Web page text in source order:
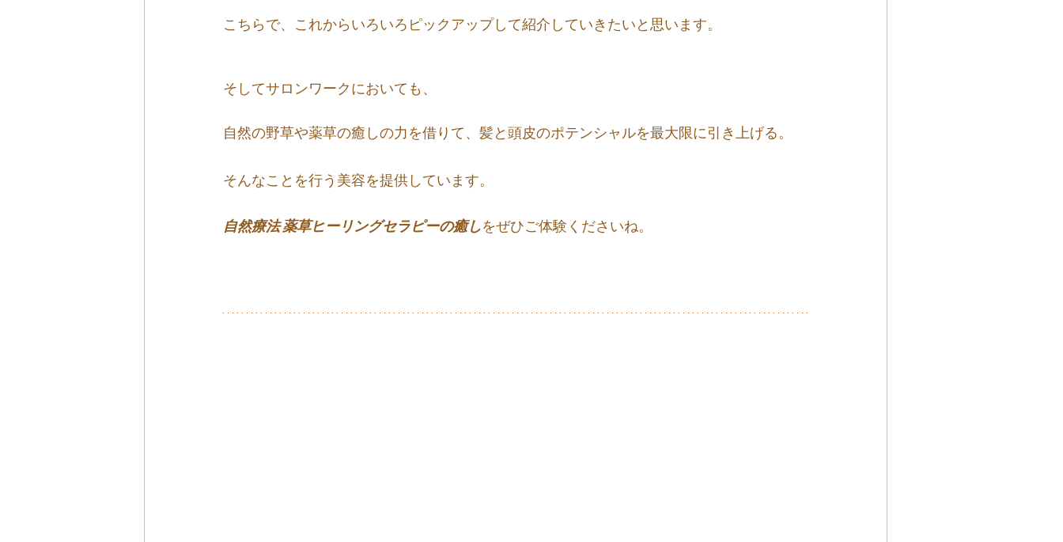
こちらで、これからいろいろピックアップして紹介していきたいと思います。
そしてサロンワークにおいても、
自然の野草や薬草の癒しの力を借りて、髪と頭皮のポテンシャルを最大限に引き上げる。
そんなことを行う美容を提供しています。
自然療法 薬草ヒーリングセラピーの癒しをぜひご体験くださいね。